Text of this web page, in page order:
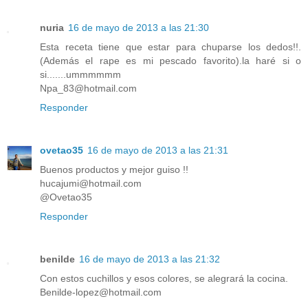
nuria 16 de mayo de 2013 a las 21:30
Esta receta tiene que estar para chuparse los dedos!!.
(Además el rape es mi pescado favorito).la haré si o
si.......ummmmmm
Npa_83@hotmail.com
Responder
ovetao35 16 de mayo de 2013 a las 21:31
Buenos productos y mejor guiso !!
hucajumi@hotmail.com
@Ovetao35
Responder
benilde 16 de mayo de 2013 a las 21:32
Con estos cuchillos y esos colores, se alegrará la cocina.
Benilde-lopez@hotmail.com